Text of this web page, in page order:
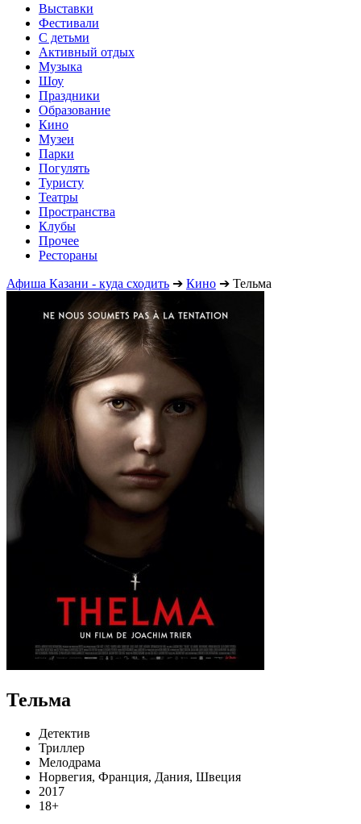
Выставки
Фестивали
С детьми
Активный отдых
Музыка
Шоу
Праздники
Образование
Кино
Музеи
Парки
Погулять
Туристу
Театры
Пространства
Клубы
Прочее
Рестораны
Афиша Казани - куда сходить ➔ Кино ➔ Тельма
Тельма
Детектив
Триллер
Мелодрама
Норвегия, Франция, Дания, Швеция
2017
18+